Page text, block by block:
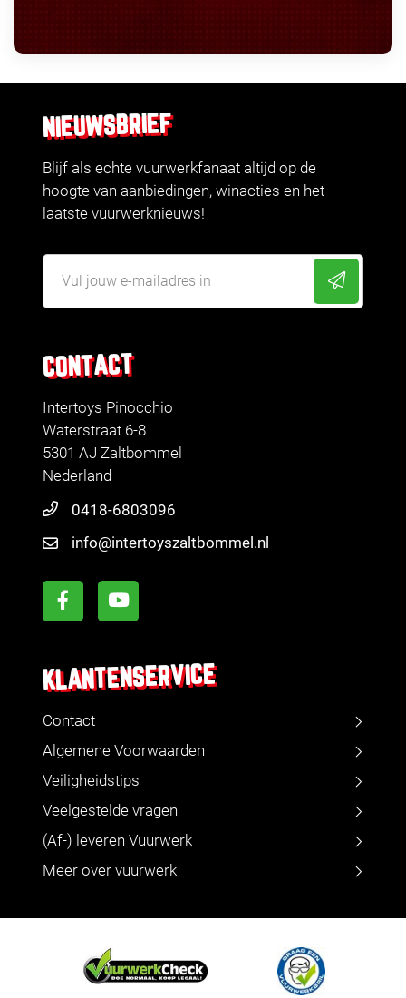
CONTACT
Intertoys Pinocchio
Waterstraat 6-8
5301 AJ Zaltbommel
Nederland
0418-6803096
info@intertoyszaltbommel.nl
KLANTENSERVICE
Contact
Algemene Voorwaarden
Veiligheidstips
Veelgestelde vragen
(Af-) leveren Vuurwerk
Meer over vuurwerk
NIEUWSBRIEF
Blijf als echte vuurwerkfanaat altijd op de
hoogte van aanbiedingen, winacties en het
laatste vuurwerknieuws!